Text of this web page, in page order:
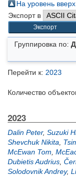
На уровень вверх
Экспорт в
Группировка по:
Перейти к: 2023
Количество
2023
Dalin Peter, Suzuki
Shevchuk Nikita
McEwan Tom
Dubietis Audrius
Solodovnik Andrey,